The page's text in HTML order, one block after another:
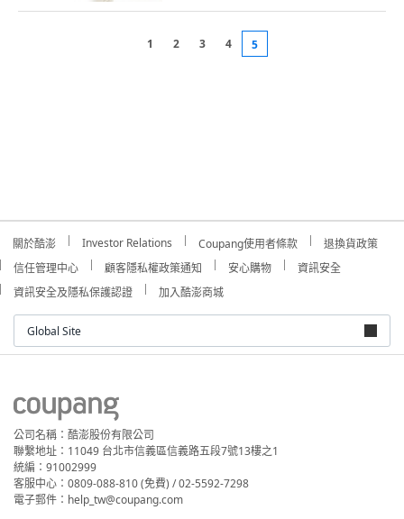
1 2 3 4 5
關於酷澎 Investor Relations Coupang使用者條款
退換貨政策
信任管理中心
顧客隱私權政策通知 安心購物
資訊安全
資訊安全及隱私保護認證
加入酷澎商城
Global Site
公司名稱：酷澎股份有限公司
聯繫地址：11049 台北市信義區信義路五段7號13樓之1
統編：91002999
客服中心：0809-088-810 (免費) / 02-5592-7298
電子郵件：help_tw@coupang.com